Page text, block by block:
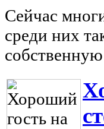
Сейчас
среди них